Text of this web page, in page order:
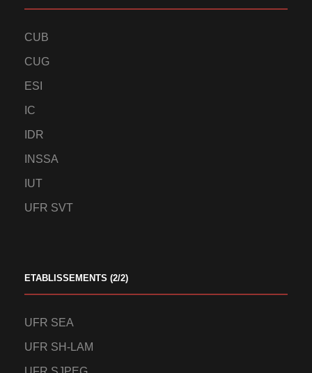
CUB
CUG
ESI
IC
IDR
INSSA
IUT
UFR SVT
ETABLISSEMENTS (2/2)
UFR SEA
UFR SH-LAM